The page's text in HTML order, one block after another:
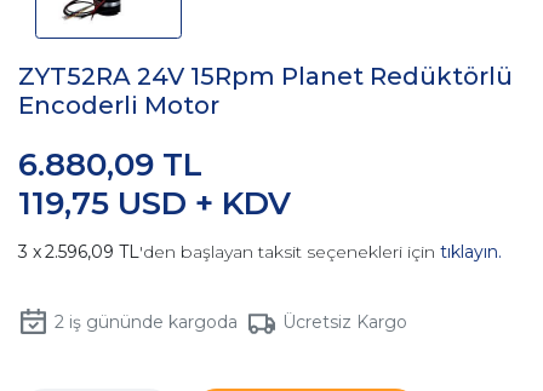
ZYT52RA 24V 15Rpm Planet Redüktörlü
Encoderli Motor
119,75 USD + KDV
6.880,09 TL
2.596,09 TL'den başlayan taksit seçenekleri için tıklayın.
2iş gününde kargoda Ücretsiz Kargo